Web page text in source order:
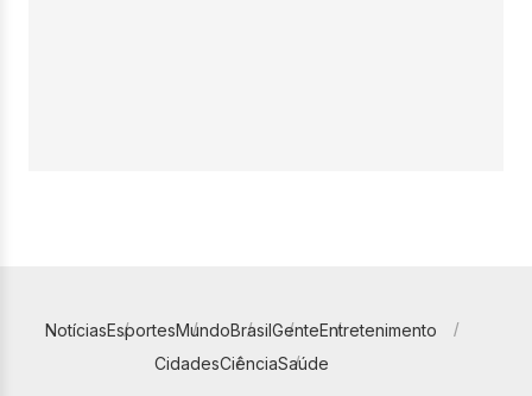
NotíciasEsportesMundoBrasilGenteEntretenimento
CidadesCiênciaSaúde